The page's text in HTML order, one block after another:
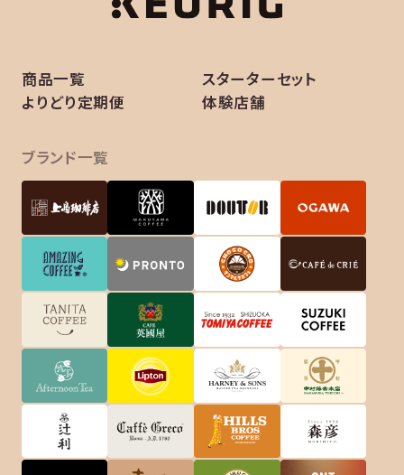
商品一覧
スターターセット
よりどり定期便
体験店舗
ブランド一覧